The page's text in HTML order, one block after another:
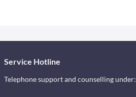
Service Hotline
Telephone support and counselling under: